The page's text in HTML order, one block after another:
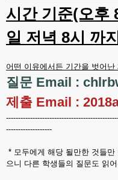
시간 기준(오후
일 저녁 8시 까
어떤 이유에서든 기간을 벗어
질문 Email :
제출 Email :
-------------------
* 모두에게 해당 될만한 것들
으니 다른 학생들의 질문도 읽